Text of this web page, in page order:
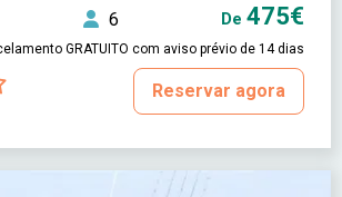
6 De 475€
GRATUITO com aviso prévio de 14 dias
Reservar agora